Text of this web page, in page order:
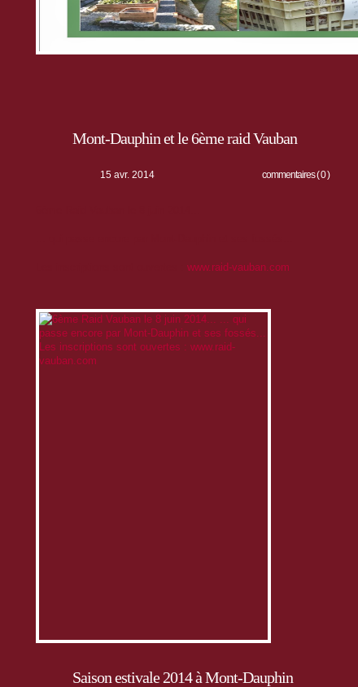
Mont-Dauphin et le 6ème raid Vauban
15 avr. 2014 commentaires ( 0 )
www.raid-vauban.com
Saison estivale 2014 à Mont-Dauphin